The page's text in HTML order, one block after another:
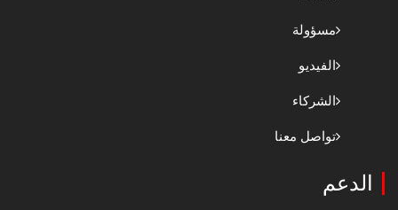
مسؤولة
الفيديو
الشركاء
تواصل معنا
الدعم